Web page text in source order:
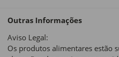
Outras Informações
Aviso Legal:
Os produtos alimentares estão